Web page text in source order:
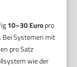
10–30 Europro
Systemen mit
pro Satz
wie der